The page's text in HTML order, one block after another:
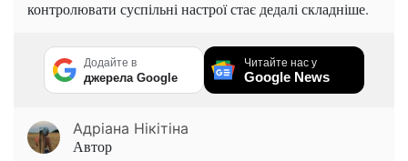
контролювати суспільні настрої стає дедалі складніше.
Додайте в
джерела Google
Читайте нас у
Google News
Адріана Нікітіна
Автор